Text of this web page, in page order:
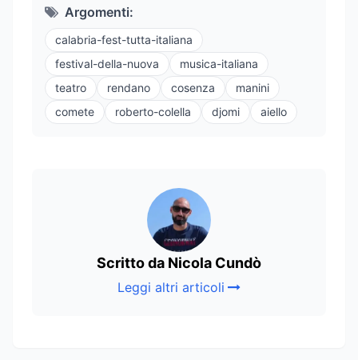
Argomenti:
calabria-fest-tutta-italiana
festival-della-nuova
musica-italiana
teatro
rendano cosenza
manini
comete
roberto-colella djomi aiello
Scritto da Nicola Cundò
Leggi altri articoli